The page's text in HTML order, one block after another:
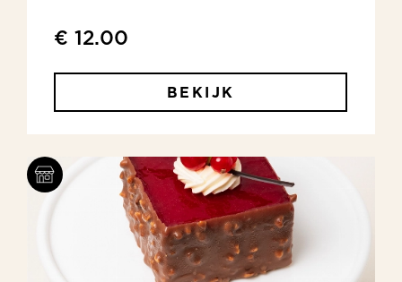
€ 12.00
BEKIJK